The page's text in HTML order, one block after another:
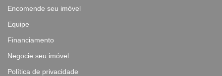
Encomende seu imóvel
Equipe
Financiamento
Negocie seu imóvel
Política de privacidade